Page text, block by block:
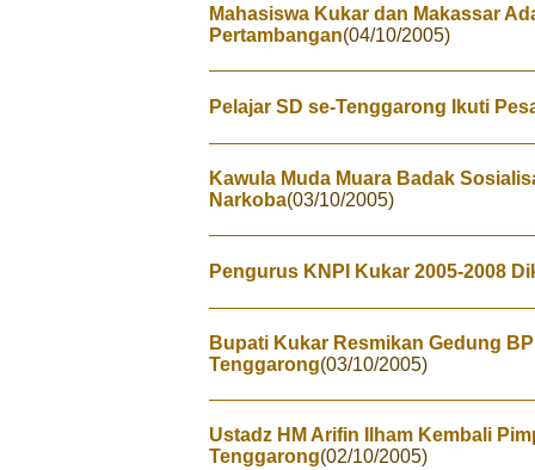
Mahasiswa Kukar dan Makassar
Pertambangan(04/10/2005)
Pelajar SD se-Tenggarong Ikuti
Kawula Muda Muara Badak
Narkoba(03/10/2005)
Pengurus KNPI Kukar 2005-2008
Bupati Kukar Resmikan Gedung
Tenggarong(03/10/2005)
Ustadz HM Arifin Ilham Kembali
Tenggarong(02/10/2005)